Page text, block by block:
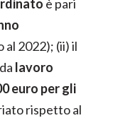
è pari
2022); (ii) il
lavoro
euro per gli
rispetto al